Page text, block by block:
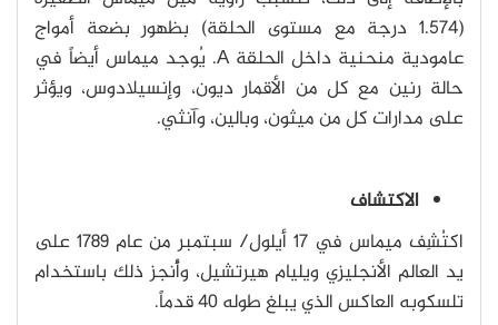
(1.574 درجة مع مستوى الحلقة) بظهور بضعة أمواج
عامودية منحنية داخل الحلقة A. يُوجد ميماس أيضاً في
حالة رنين مع كل من الأقمار ديون، وإنسيلادوس، ويؤثر
على مدارات كل من ميثون، وبالين، وآنثي.
الاكتشاف
اكتُشِف ميماس في 17 أيلول/ سبتمبر من عام 1789 على
يد العالم الأنجليزي ويليام هيرتشيل، وأُنجز ذلك باستخدام
تلسكوبه العاكس الذي يبلغ طوله 40 قدماً.